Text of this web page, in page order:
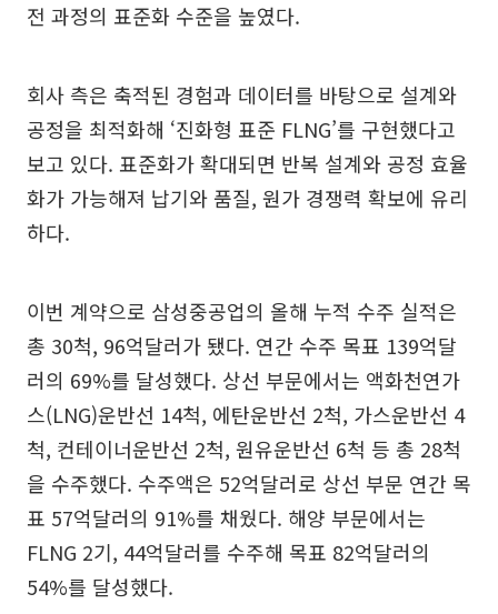
전 과정의 표준화 수준을 높였다.
회사 측은 축적된 경험과 데이터를 바탕으로 설계와
공정을 최적화해 ‘진화형 표준 FLNG’를 구현했다고
보고 있다. 표준화가 확대되면 반복 설계와 공정 효율
화가 가능해져 납기와 품질, 원가 경쟁력 확보에 유리
하다.
이번 계약으로 삼성중공업의 올해 누적 수주 실적은
총 30척, 96억달러가 됐다. 연간 수주 목표 139억달
러의 69%를 달성했다. 상선 부문에서는 액화천연가
스(LNG)운반선 14척, 에탄운반선 2척, 가스운반선 4
척, 컨테이너운반선 2척, 원유운반선 6척 등 총 28척
을 수주했다. 수주액은 52억달러로 상선 부문 연간 목
표 57억달러의 91%를 채웠다. 해양 부문에서는
FLNG 2기, 44억달러를 수주해 목표 82억달러의
54%를 달성했다.